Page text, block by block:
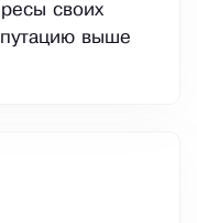
своих
выше